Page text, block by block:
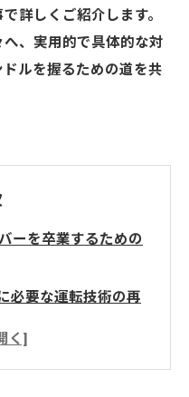
詳しくご紹介します。
、実用的で具体的な対
ルを握るための道を共
ーを卒業するための
必要な運転技術の再